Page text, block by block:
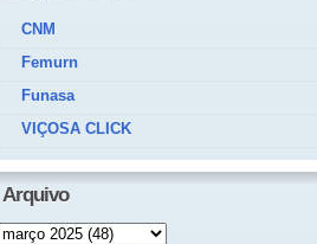
CNM
Femurn
Funasa
VIÇOSA CLICK
Arquivo